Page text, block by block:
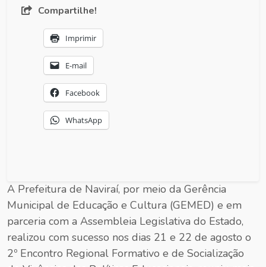
Compartilhe!
Imprimir
E-mail
Facebook
WhatsApp
A Prefeitura de Naviraí, por meio da Gerência
Municipal de Educação e Cultura (GEMED) e em
parceria com a Assembleia Legislativa do Estado,
realizou com sucesso nos dias 21 e 22 de agosto o
2º Encontro Regional Formativo e de Socialização